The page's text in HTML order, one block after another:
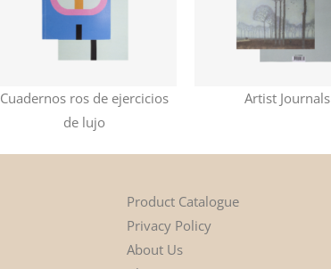
Cuadernos ros de ejercicios
de lujo
Artist Journals
Product Catalogue
Privacy Policy
About Us